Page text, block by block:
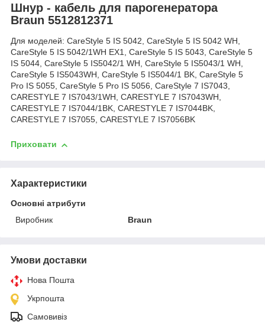
Шнур - кабель для парогенератора
Braun 5512812371
Для моделей: CareStyle 5 IS 5042, CareStyle 5 IS 5042 WH,
CareStyle 5 IS 5042/1WH EX1, CareStyle 5 IS 5043, CareStyle 5
IS 5044, CareStyle 5 IS5042/1 WH, CareStyle 5 IS5043/1 WH,
CareStyle 5 IS5043WH, CareStyle 5 IS5044/1 BK, CareStyle 5
Pro IS 5055, CareStyle 5 Pro IS 5056, CareStyle 7 IS7043,
CARESTYLE 7 IS7043/1WH, CARESTYLE 7 IS7043WH,
CARESTYLE 7 IS7044/1BK, CARESTYLE 7 IS7044BK,
CARESTYLE 7 IS7055, CARESTYLE 7 IS7056BK
Приховати
Характеристики
Основні атрибути
Виробник
Braun
Умови доставки
Нова Пошта
Укрпошта
Самовивіз